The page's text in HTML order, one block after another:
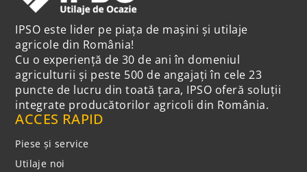
IPSO este lider pe piața de mașini și utilaje
agricole din România!
Cu o experiență de 30 de ani în domeniul
agriculturii și peste 500 de angajați în cele 23
puncte de lucru din toată țara, IPSO oferă soluții
integrate producătorilor agricoli din România.
ACCES RAPID
Piese și service
Utilaje noi